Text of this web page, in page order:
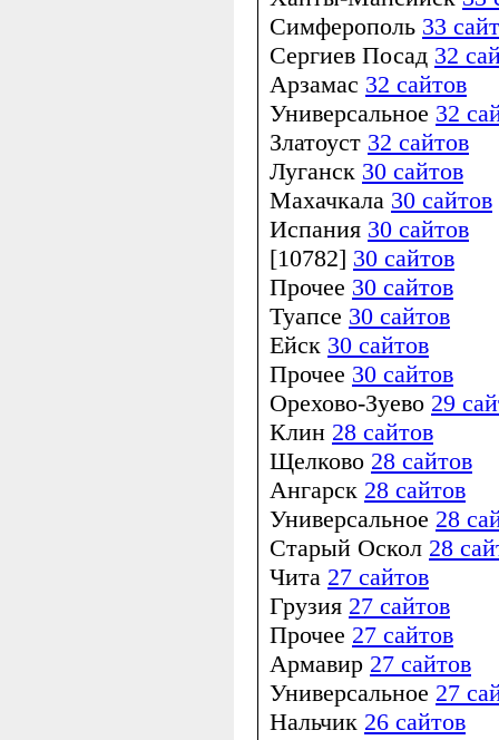
Симферополь 33
Сергиев Посад 32
Арзамас 32 сайтов
Универсальное 32
Златоуст 32 сайтов
Луганск 30 сайтов
Махачкала 30 сайтов
Испания 30 сайтов
[10782] 30 сайтов
Прочее 30 сайтов
Туапсе 30 сайтов
Ейск 30 сайтов
Прочее 30 сайтов
Орехово-Зуево 29
Клин 28 сайтов
Щелково 28 сайтов
Ангарск 28 сайтов
Универсальное 28
Старый Оскол 28
Чита 27 сайтов
Грузия 27 сайтов
Прочее 27 сайтов
Армавир 27 сайтов
Универсальное 27
Нальчик 26 сайтов